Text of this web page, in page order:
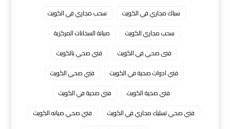
سباك مجاري في الكويت
سحب مجاري في الكويت
سحب مجاري الكويت
صيانة السخانات المركزية
فنى صحي في الكويت
فني صحي بالكويت
فني ادوات صحية في الكويت
فني صحي الكويت
فني صحية الكويت
فني صحية في الكويت
فني صحي تسليك مجاري في الكويت
فني صحي صيانه الكويت